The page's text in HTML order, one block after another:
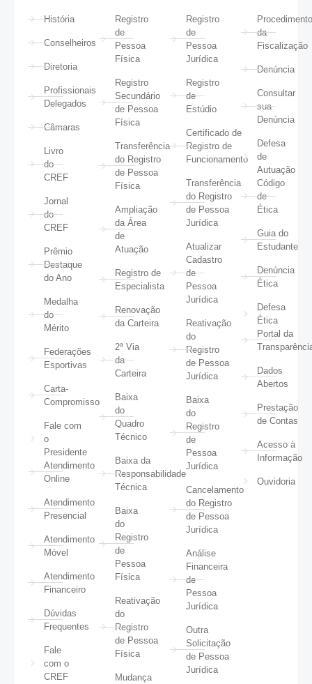
História
Conselheiros
Diretoria
Profissionais
Delegados
Câmaras
Livro
do
CREF
Jornal
do
CREF
Prêmio
Destaque
do Ano
Medalha
do
Mérito
Federações
Esportivas
Carta-
Compromisso
Fale com
o
Presidente
Atendimento
Online
Atendimento
Presencial
Atendimento
Móvel
Atendimento
Financeiro
Dúvidas
Frequentes
Fale
com o
CREF
Registro
de
Pessoa
Física
Registro
Secundário
de Pessoa
Física
Transferência
do Registro
de Pessoa
Física
Ampliação
da Área
de
Atuação
Registro de
Especialista
Renovação
da Carteira
2ª Via
da
Carteira
Baixa
do
Quadro
Técnico
Baixa da
Responsabilidade
Técnica
Baixa
do
Registro
de
Pessoa
Física
Reativação
do
Registro
de Pessoa
Física
Mudança
Registro
de
Pessoa
Jurídica
Registro
de
Estúdio
Certificado de
Registro de
Funcionamento
Transferência
do Registro
de Pessoa
Jurídica
Atualizar
Cadastro
de
Pessoa
Jurídica
Reativação
do
Registro
de Pessoa
Jurídica
Baixa
do
Registro
de
Pessoa
Jurídica
Cancelamento
do Registro
de Pessoa
Jurídica
Análise
Financeira
de
Pessoa
Jurídica
Outra
Solicitação
de Pessoa
Jurídica
da
Fiscalização
Denúncia
Consultar
sua
Denúncia
Defesa
de
Autuação
Código
de
Ética
Guia do
Estudante
Denúncia
Ética
Defesa
Ética
Portal da
Dados
Abertos
Prestação
de Contas
Acesso à
Informação
Ouvidoria